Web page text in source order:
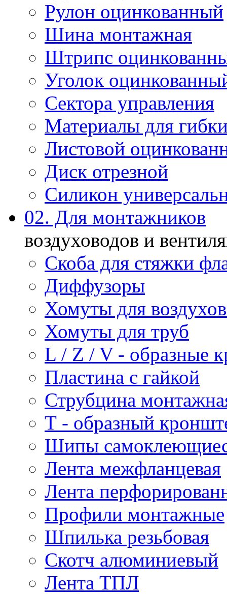
Рулон оцинкованный
Шина монтажная
Штрипс
Уголок
Сектора управления
Материалы для
Листовой
Диск отрезной
Силикон
02. Для монтажников
воздуховодов и
Скоба для стяжки
Диффузоры
Хомуты для
Хомуты для труб
L / Z / V - образные
Пластина с гайкой
Струбцина
Т - образный
Шипы
Лента межфланцевая
Лента
Профили монтажные
Шпилька резьбовая
Скотч алюминиевый
Лента ТПЛ